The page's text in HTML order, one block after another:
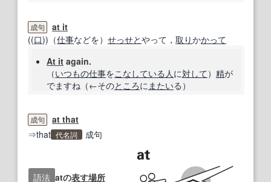
成句
at it
((口))（仕事などを） せっせとやって， 取りかかって
At it again.
（いつもの仕事をこなしている 人に対して） 精が
でますね（←そのところにまたいる）
成句
at that
⇒that 代名詞 成句
語法 atの表す場所